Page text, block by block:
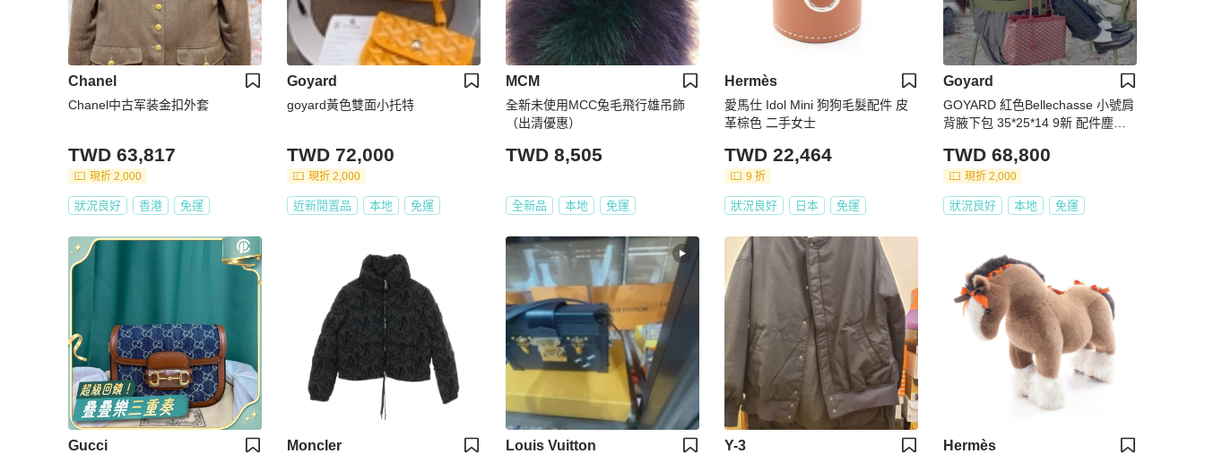
Chanel
Chanel中古军装金扣外套
TWD 63,817
現折 2,000
狀況良好 香港 免運
Goyard
goyard黃色雙面小托特
TWD 72,000
現折 2,000
近新閒置品 本地 免運
MCM
全新未使用MCC兔毛飛行雄吊飾
（出清優惠）
TWD 8,505
全新品 本地 免運
Hermès
愛馬仕 Idol Mini 狗狗毛髮配件 皮
革棕色 二手女士
TWD 22,464
9 折
狀況良好 日本 免運
Goyard
GOYARD 紅色Bellechasse 小號肩
背腋下包 35*25*14 9新 配件塵袋
TWD 68,800
現折 2,000
狀況良好 本地 免運
Gucci Moncler Louis Vuitton Y-3 Hermès